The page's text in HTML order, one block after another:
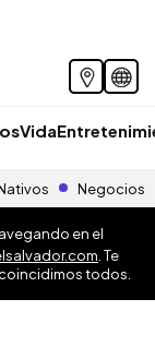
Vida
Negocios
en el
. Te
todos.